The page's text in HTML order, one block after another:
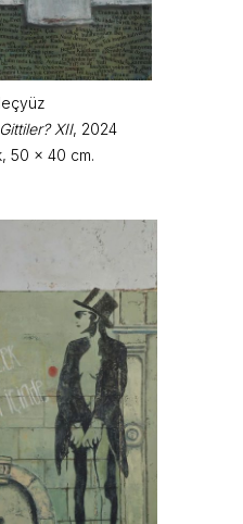
XII, 2024
50 x 40 cm.